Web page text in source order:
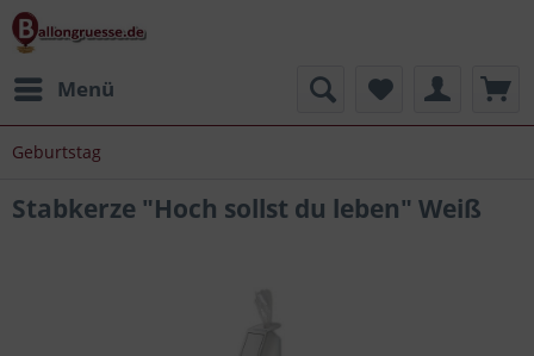
Menü
Geburtstag
Stabkerze "Hoch sollst du leben" Weiß